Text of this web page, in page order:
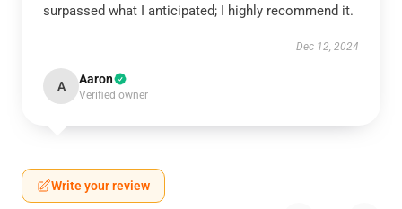
surpassed what I anticipated; I highly recommend it.
Dec 12, 2024
A Aaron
Verified owner
Write your review